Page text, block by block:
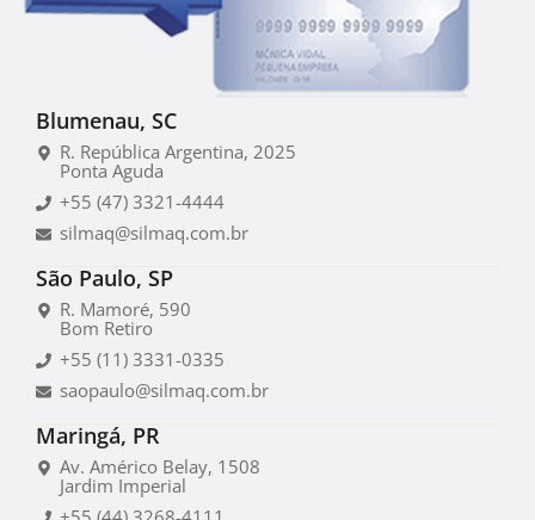
Blumenau, SC
R. República Argentina, 2025
Ponta Aguda
+55 (47) 3321-4444
silmaq@silmaq.com.br
São Paulo, SP
R. Mamoré, 590
Bom Retiro
+55 (11) 3331-0335
saopaulo@silmaq.com.br
Maringá, PR
Av. Américo Belay, 1508
Jardim Imperial